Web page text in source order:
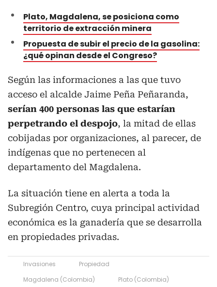
Plato, Magdalena, se posiciona como
territorio de extracción minera
Propuesta de subir el precio de la gasolina:
¿qué opinan desde el Congreso?
Según las informaciones a las que tuvo
acceso el alcalde Jaime Peña Peñaranda,
serían 400 personas las que estarían
perpetrando el despojo, la mitad de ellas
cobijadas por organizaciones, al parecer, de
indígenas que no pertenecen al
departamento del Magdalena.
La situación tiene en alerta a toda la
Subregión Centro, cuya principal actividad
económica es la ganadería que se desarrolla
en propiedades privadas.
Invasiones
Propiedad
Magdalena (Colombia)
Plato (Colombia)